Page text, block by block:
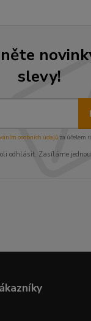
slevy!
osobních údajůza účelem
odhlásit. Zasíláme